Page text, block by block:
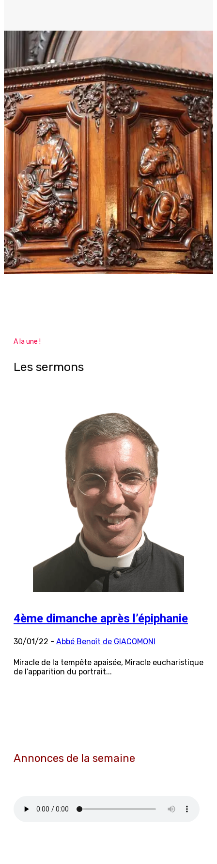
A la une !
Les sermons
4ème dimanche après l’épiphanie
30/01/22 - Abbé Benoît de GIACOMONI
Miracle de la tempête apaisée, Miracle eucharistique
de l’apparition du portrait...
Annonces de la semaine